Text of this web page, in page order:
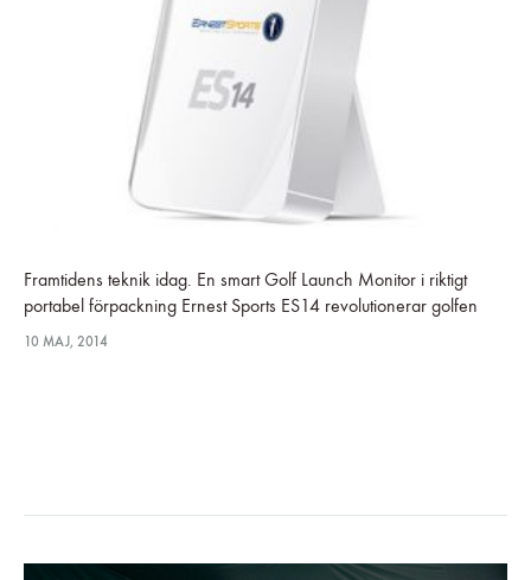
Framtidens teknik idag. En smart Golf Launch Monitor i riktigt
portabel förpackning Ernest Sports ES14 revolutionerar golfen
med en riktigt innovativ svingmonitor för Golf instruktörer,
10 MAJ, 2014